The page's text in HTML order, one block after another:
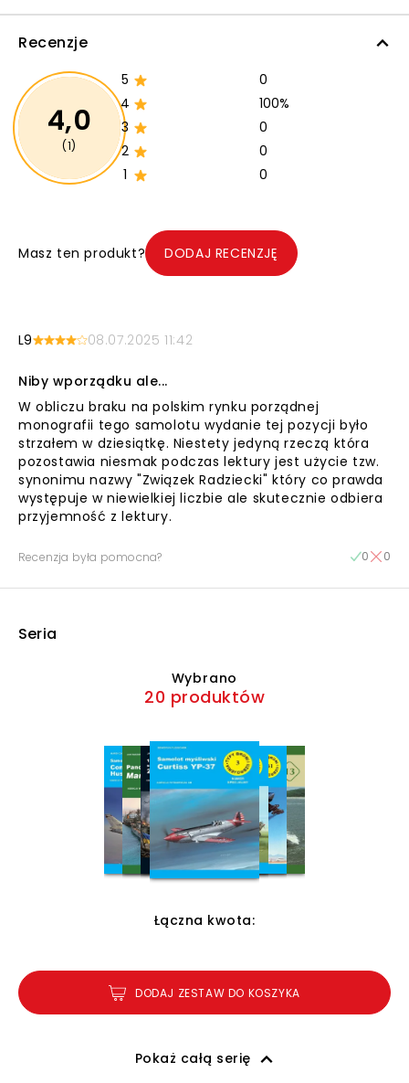
Recenzje
4,0
(1)
5
0
4
100%
3
0
2
0
1
0
Masz ten produkt? DODAJ RECENZJĘ
L9 08.07.2025 11:42
Niby wporządku ale...
W obliczu braku na polskim rynku porządnej
monografii tego samolotu wydanie tej pozycji było
strzałem w dziesiątkę. Niestety jedyną rzeczą która
pozostawia niesmak podczas lektury jest użycie tzw.
synonimu nazwy "Związek Radziecki" który co prawda
występuje w niewielkiej liczbie ale skutecznie odbiera
przyjemność z lektury.
Recenzja była pomocna? 0 0
Seria
Wybrano
20 produktów
Łączna kwota:
DODAJ ZESTAW DO KOSZYKA
Pokaż całą serię